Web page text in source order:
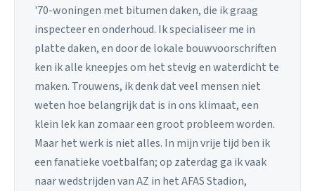
'70-woningen met bitumen daken, die ik graag
inspecteer en onderhoud. Ik specialiseer me in
platte daken, en door de lokale bouwvoorschriften
ken ik alle kneepjes om het stevig en waterdicht te
maken. Trouwens, ik denk dat veel mensen niet
weten hoe belangrijk dat is in ons klimaat, een
klein lek kan zomaar een groot probleem worden.
Maar het werk is niet alles. In mijn vrije tijd ben ik
een fanatieke voetbalfan; op zaterdag ga ik vaak
naar wedstrijden van AZ in het AFAS Stadion,